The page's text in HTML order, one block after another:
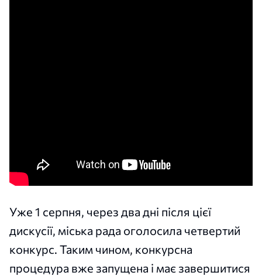
Уже 1 серпня, через два дні після цієї
дискусії, міська рада оголосила четвертий
конкурс. Таким чином, конкурсна
процедура вже запущена і має завершитися